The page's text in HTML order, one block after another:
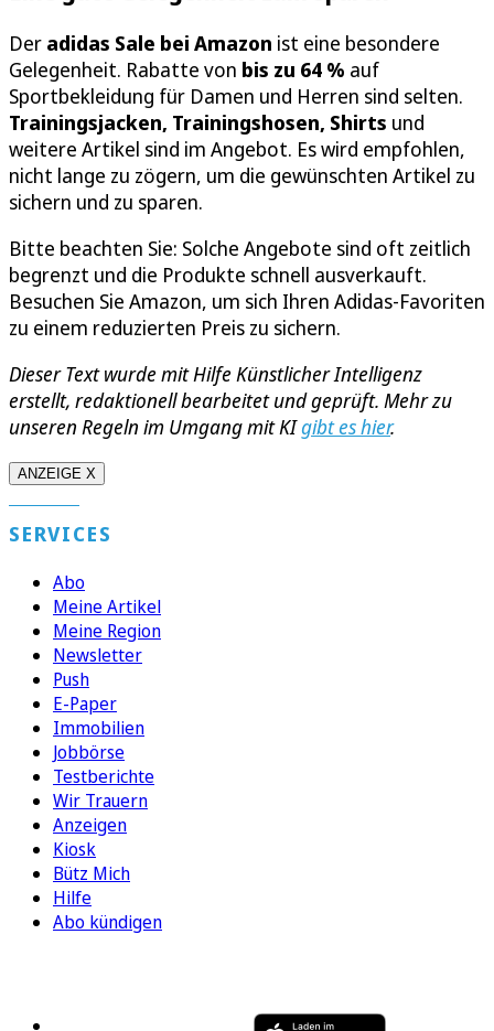
Der adidas Sale bei Amazon ist eine besondere
Gelegenheit. Rabatte von bis zu 64 % auf
Sportbekleidung für Damen und Herren sind selten.
Trainingsjacken, Trainingshosen, Shirts und
weitere Artikel sind im Angebot. Es wird empfohlen,
nicht lange zu zögern, um die gewünschten Artikel zu
sichern und zu sparen.
Bitte beachten Sie: Solche Angebote sind oft zeitlich
begrenzt und die Produkte schnell ausverkauft.
Besuchen Sie Amazon, um sich Ihren Adidas-Favoriten
zu einem reduzierten Preis zu sichern.
Dieser Text wurde mit Hilfe Künstlicher Intelligenz
erstellt, redaktionell bearbeitet und geprüft. Mehr zu
unseren Regeln im Umgang mit KIgibt es hier.
ANZEIGE X
SERVICES
Abo
Meine Artikel
Meine Region
Newsletter
Push
E-Paper
Immobilien
Jobbörse
Testberichte
Wir Trauern
Anzeigen
Kiosk
Bütz Mich
Hilfe
Abo kündigen